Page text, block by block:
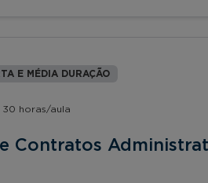
E MÉDIA DURAÇÃO
30 horas/aula
Contratos